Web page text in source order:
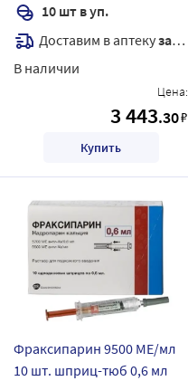
10 шт в уп.
Доставим в аптекузавтра
В наличии
Цена:
3 443.30₽
Купить
Фраксипарин 9500 МЕ/мл
10 шт. шприц-тюб 0,6 мл